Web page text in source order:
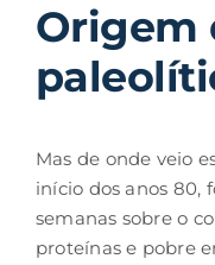
Origem
Mas de onde veio
início dos anos 80,
semanas sobre o
proteínas e pobre